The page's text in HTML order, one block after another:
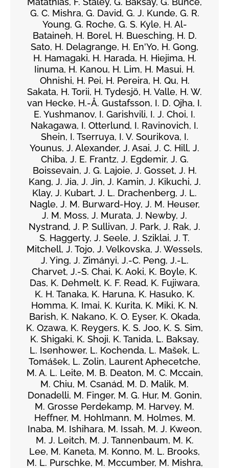
G. C. Mishra, G. David, G. J. Kunde, G. R.
Young, G. Roche, G. S. Kyle, H. Al-
Bataineh, H. Borel, H. Buesching, H. D.
Sato, H. Delagrange, H. En'Yo, H. Gong,
H. Hamagaki, H. Harada, H. Hiejima, H.
Iinuma, H. Kanou, H. Lim, H. Masui, H.
Ohnishi, H. Pei, H. Pereira, H. Qu, H.
Sakata, H. Torii, H. Tydesjö, H. Valle, H. W.
van Hecke, H.-Å. Gustafsson, I. D. Ojha, I.
E. Yushmanov, I. Garishvili, I. J. Choi, I.
Nakagawa, I. Otterlund, I. Ravinovich, I.
Shein, I. Tserruya, I. V. Sourikova, I.
Younus, J. Alexander, J. Asai, J. C. Hill, J.
Chiba, J. E. Frantz, J. Egdemir, J. G.
Boissevain, J. G. Lajoie, J. Gosset, J. H.
Kang, J. Jia, J. Jin, J. Kamin, J. Kikuchi, J.
Klay, J. Kubart, J. L. Drachenberg, J. L.
Nagle, J. M. Burward-Hoy, J. M. Heuser,
J. M. Moss, J. Murata, J. Newby, J.
Nystrand, J. P. Sullivan, J. Park, J. Rak, J.
S. Haggerty, J. Seele, J. Sziklai, J. T.
Mitchell, J. Tojo, J. Velkovska, J. Wessels,
J. Ying, J. Zimányi, J.-C. Peng, J.-L.
Charvet, J.-S. Chai, K. Aoki, K. Boyle, K.
Das, K. Dehmelt, K. F. Read, K. Fujiwara,
K. H. Tanaka, K. Haruna, K. Hasuko, K.
Homma, K. Imai, K. Kurita, K. Miki, K. N.
Barish, K. Nakano, K. O. Eyser, K. Okada,
K. Ozawa, K. Reygers, K. S. Joo, K. S. Sim,
K. Shigaki, K. Shoji, K. Tanida, L. Baksay,
L. Isenhower, L. Kochenda, L. Mašek, L.
Tomášek, L. Zolin, Laurent Aphecetche,
M. A. L. Leite, M. B. Deaton, M. C. Mccain,
M. Chiu, M. Csanád, M. D. Malik, M.
Donadelli, M. Finger, M. G. Hur, M. Gonin,
M. Grosse Perdekamp, M. Harvey, M.
Heffner, M. Hohlmann, M. Holmes, M.
Inaba, M. Ishihara, M. Issah, M. J. Kweon,
M. J. Leitch, M. J. Tannenbaum, M. K.
Lee, M. Kaneta, M. Konno, M. L. Brooks,
M. L. Purschke, M. Mccumber, M. Mishra,